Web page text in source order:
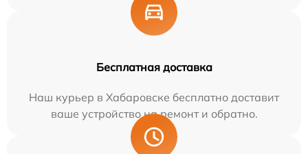
Бесплатная доставка
Наш курьер в Хабаровске бесплатно доставит
ваше устройство на ремонт и обратно.